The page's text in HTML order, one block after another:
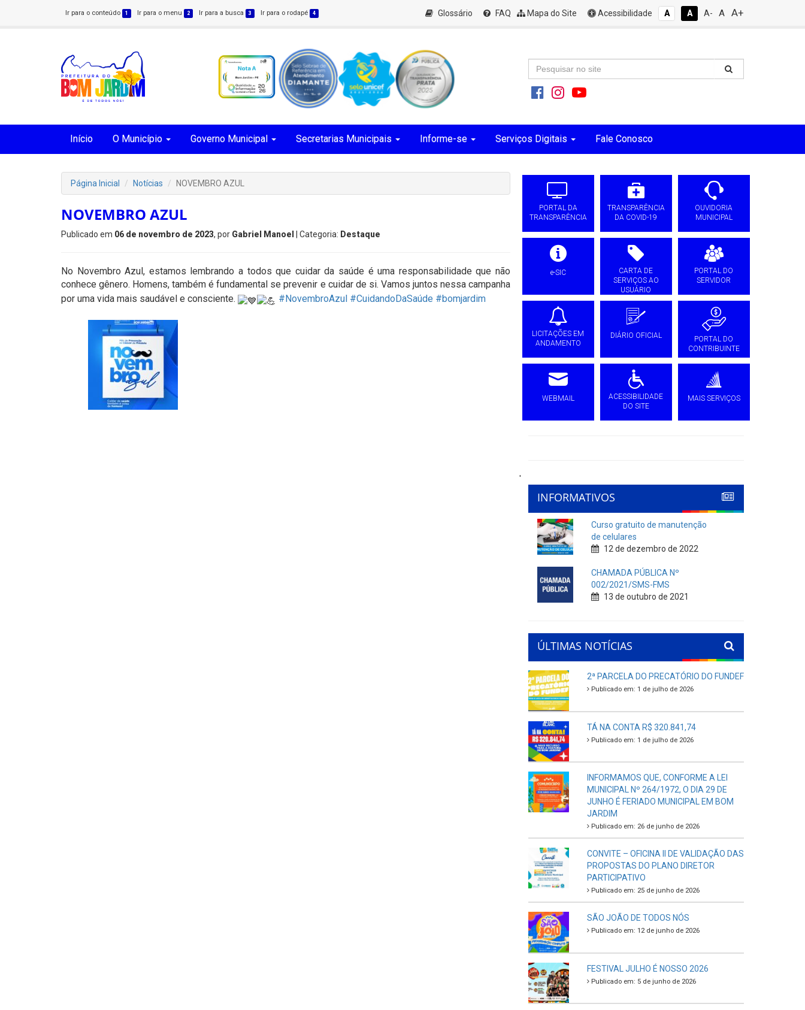
Ir para o conteúdo 1 Ir para o menu 2 Ir para a busca 3 Ir para o rodapé 4 Glossário FAQ Mapa do Site Acessibilidade A A A- A A+
Início O Município Governo Municipal Secretarias Municipais Informe-se Serviços Digitais Fale Conosco
Página Inicial Notícias NOVEMBRO AZUL
NOVEMBRO AZUL
Publicado em 06 de novembro de 2023, por Gabriel Manoel | Categoria: Destaque
No Novembro Azul, estamos lembrando a todos que cuidar da saúde é uma responsabilidade que não
conhece gênero. Homens, também é fundamental se prevenir e cuidar de si. Vamos juntos nessa campanha
por uma vida mais saudável e consciente.
#NovembroAzul #CuidandoDaSaúde #bomjardim
PORTAL DA
TRANSPARÊNCIA
TRANSPARÊNCIA
DA COVID-19
OUVIDORIA
MUNICIPAL
e-SIC
CARTA DE
SERVIÇOS AO
USUÁRIO
PORTAL DO
SERVIDOR
LICITAÇÕES EM
ANDAMENTO
DIÁRIO OFICIAL
PORTAL DO
CONTRIBUINTE
WEBMAIL
ACESSIBILIDADE
DO SITE
MAIS SERVIÇOS
'
INFORMATIVOS
Curso gratuito de manutenção
de celulares
12 de dezembro de 2022
CHAMADA PÚBLICA Nº
002/2021/SMS-FMS
13 de outubro de 2021
ÚLTIMAS NOTÍCIAS
2ª PARCELA DO PRECATÓRIO DO FUNDEF
Publicado em: 1 de julho de 2026
TÁ NA CONTA R$ 320.841,74
Publicado em: 1 de julho de 2026
INFORMAMOS QUE, CONFORME A LEI
MUNICIPAL Nº 264/1972, O DIA 29 DE
JUNHO É FERIADO MUNICIPAL EM BOM
JARDIM
Publicado em: 26 de junho de 2026
CONVITE – OFICINA II DE VALIDAÇÃO DAS
PROPOSTAS DO PLANO DIRETOR
PARTICIPATIVO
Publicado em: 25 de junho de 2026
SÃO JOÃO DE TODOS NÓS
Publicado em: 12 de junho de 2026
FESTIVAL JULHO É NOSSO 2026
Publicado em: 5 de junho de 2026